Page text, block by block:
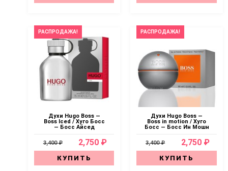
РАСПРОДАЖА!
Духи Hugo Boss —
Boss Iced / Хуго Босс
— Босс Айсед
3,400 ₽ 2,750 ₽
КУПИТЬ
РАСПРОДАЖА!
Духи Hugo Boss —
Boss in motion / Хуго
Босс — Босс Ин Мошн
3,400 ₽ 2,750 ₽
КУПИТЬ